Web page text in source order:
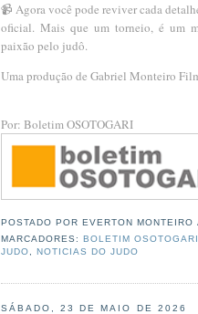
📹 Agora você pode reviver cada
oficial. Mais que um torneio, é um
paixão pelo judô.
Uma produção de Gabriel Monteiro
Por: Boletim OSOTOGARI
POSTADO POREVERTON MONTEIRO
MARCADORES:BOLETIM OSOTOGARI
JUDO ,NOTICIAS DO JUDO
SÁBADO, 23 DE MAIO DE 2026